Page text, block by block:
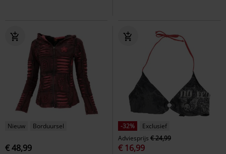
Nieuw Borduursel
€ 48,99
-32%
Exclusief
Adviesprijs € 24,99
€ 16,99